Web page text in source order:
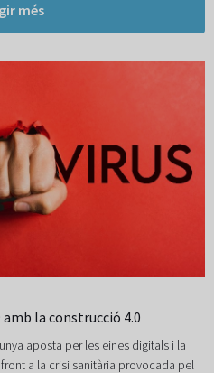
més
la construcció 4.0
aposta per les eines digitals i la
a la crisi sanitària provocada pel